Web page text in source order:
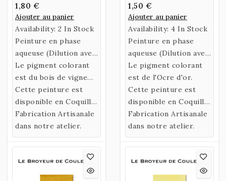
1,80 €
Ajouter au panier
Availability: 2 In Stock
Peinture en phase
aqueuse (Dilution avec
de l’eau)
confectionnée selon
une recette historique
utilisant un liant
naturel fabriqué à
partir de Gomme
Arabique et d’Eau de
Miel.
Le pigment colorant
est du bois de vigne
calciné. Production
Allemande.
Cette peinture est
disponible en Coquille
ou en Godet.
Fabrication Artisanale
dans notre atelier.
1,50 €
Ajouter au panier
Availability: 4 In Stock
Peinture en phase
aqueuse (Dilution avec
de l’eau)
confectionnée selon
une recette historique
utilisant un liant
naturel fabriqué à
partir de Gomme
Arabique et d’Eau de
Miel.
Le pigment colorant
est de l'Ocre d'or.
Cette peinture est
disponible en Coquille
ou en Godet.
Fabrication Artisanale
dans notre atelier.